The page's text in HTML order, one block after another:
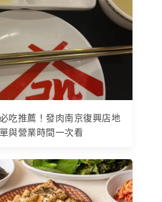
吃推薦！發肉南京復興店地
與營業時間一次看